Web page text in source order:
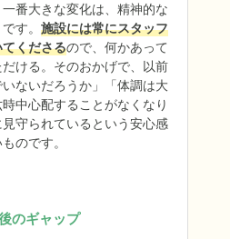
番大きな変化は、精神的な
す。 施設には常にスタッフ
くださるので、何かあって
ける。そのおかげで、以前
ないだろうか」「体調は大
中心配することがなくなり
守られているという安心感
のです。
のギャップ